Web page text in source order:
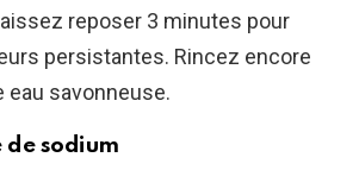
reposer 3 minutes pour
persistantes. Rincez encore
eau savonneuse.
de sodium